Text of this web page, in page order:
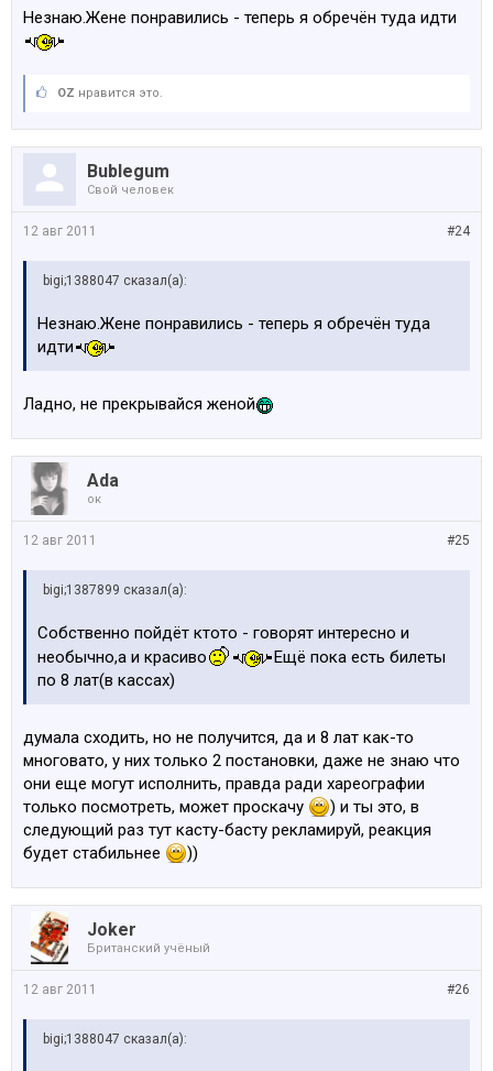
Незнаю.Жене понравились - теперь я обречён туда идти
OZ нравится это.
Bublegum
Свой человек
#24
12 авг 2011
bigi;1388047 сказал(а):
Незнаю.Жене понравились - теперь я обречён туда
идти
Ладно, не прекрывайся женой
Ada
ок
#25
12 авг 2011
bigi;1387899 сказал(а):
Собственно пойдёт ктото - говорят интересно и
необычно,а и красиво
Ещё пока есть билеты
по 8 лат(в кассах)
думала сходить, но не получится, да и 8 лат как-то
многовато, у них только 2 постановки, даже не знаю что
они еще могут исполнить, правда ради хареографии
только посмотреть, может проскачу
) и ты это, в
следующий раз тут касту-басту рекламируй, реакция
будет стабильнее
))
Joker
Британский учёный
#26
12 авг 2011
bigi;1388047 сказал(а):